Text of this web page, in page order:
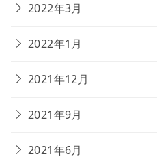
2022年3月
2022年1月
2021年12月
2021年9月
2021年6月